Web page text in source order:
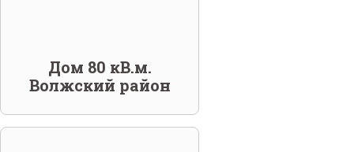
Дом 80 кВ.м.
Волжский район